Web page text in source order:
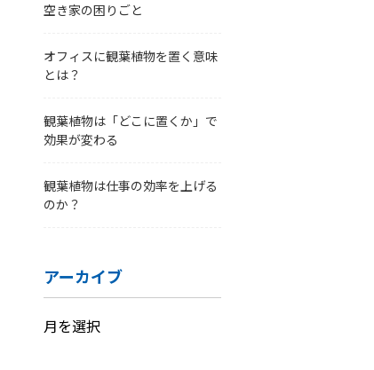
空き家の困りごと
オフィスに観葉植物を置く意味
とは？
観葉植物は「どこに置くか」で
効果が変わる
観葉植物は仕事の効率を上げる
のか？
アーカイブ
ア